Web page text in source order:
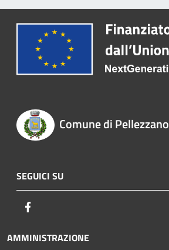
Comune di Pellezzano
SEGUICI SU
AMMINISTRAZIONE